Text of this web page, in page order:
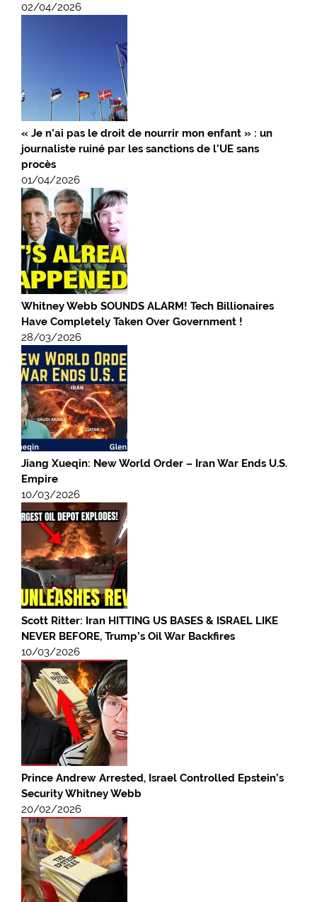
02/04/2026
« Je n’ai pas le droit de nourrir mon enfant » : un
journaliste ruiné par les sanctions de l’UE sans
procès
01/04/2026
Whitney Webb SOUNDS ALARM! Tech Billionaires
Have Completely Taken Over Government !
28/03/2026
Jiang Xueqin: New World Order – Iran War Ends U.S.
Empire
10/03/2026
Scott Ritter: Iran HITTING US BASES & ISRAEL LIKE
NEVER BEFORE, Trump’s Oil War Backfires
10/03/2026
Prince Andrew Arrested, Israel Controlled Epstein’s
Security Whitney Webb
20/02/2026